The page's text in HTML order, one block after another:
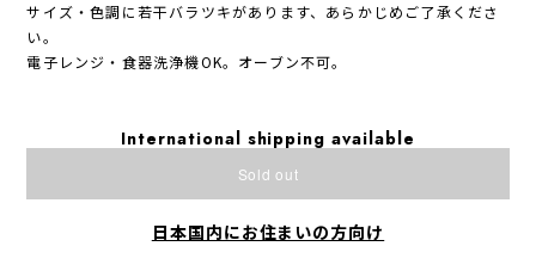
サイズ・色調に若干バラツキがあります、あらかじめご了承くださ
い。
電子レンジ・食器洗浄機OK。オーブン不可。
International shipping available
Sold out
日本国内にお住まいの方向け